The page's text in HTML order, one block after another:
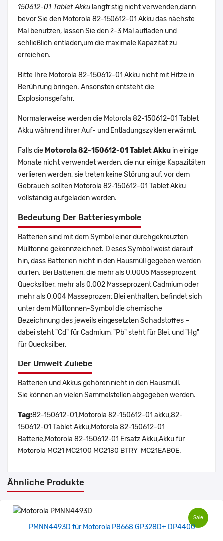
150612-01 Tablet Akku langfristig nicht verwenden,dann
bevor Sie den Motorola 82-150612-01 Akku das nächste
Mal benutzen, lassen Sie den 2-3 Mal aufladen und
schließlich entladen,um die maximale Kapazität zu
erreichen.
Bitte Ihre Motorola 82-150612-01 Akku nicht mit Hitze in
Berührung bringen. Ansonsten entsteht die
Explosionsgefahr.
Normalerweise werden die Motorola 82-150612-01 Tablet
Akku während ihrer Auf- und Entladungszyklen erwärmt.
Falls die Motorola 82-150612-01 Tablet Akku in einige
Monate nicht verwendet werden, die nur einige Kapazitäten
verlieren werden, sie treten keine Störung auf, vor dem
Gebrauch sollten Motorola 82-150612-01 Tablet Akku
vollständig aufgeladen werden.
Bedeutung Der Batteriesymbole
Batterien sind mit dem Symbol einer durchgekreuzten
Mülltonne gekennzeichnet. Dieses Symbol weist darauf
hin, dass Batterien nicht in den Hausmüll gegeben werden
dürfen. Bei Batterien, die mehr als 0,0005 Masseprozent
Quecksilber, mehr als 0,002 Masseprozent Cadmium oder
mehr als 0,004 Masseprozent Blei enthalten, befindet sich
unter dem Mülltonnen-Symbol die chemische
Bezeichnung des jeweils eingesetzten Schadstoffes –
dabei steht "Cd" für Cadmium, "Pb" steht für Blei, und "Hg"
für Quecksilber.
Der Umwelt Zuliebe
Batterien und Akkus gehören nicht in den Hausmüll.
Sie können an vielen Sammelstellen abgegeben werden.
Tag:82-150612-01,Motorola 82-150612-01 akku,82-
150612-01 Tablet Akku,Motorola 82-150612-01
Batterie,Motorola 82-150612-01 Ersatz Akku,Akku für
Motorola MC21 MC2100 MC2180 BTRY-MC21EAB0E.
Ähnliche Produkte
Sale
PMNN4493D für Motorola P8668 GP328D+ DP4400